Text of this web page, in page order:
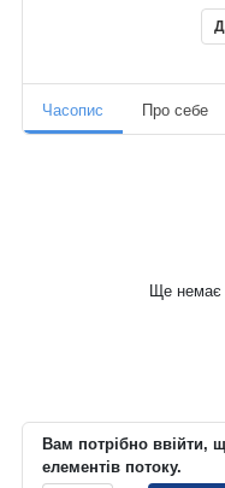
Часопис Про себе
Ще немає
Вам потрібно ввійти,
елементів потоку.